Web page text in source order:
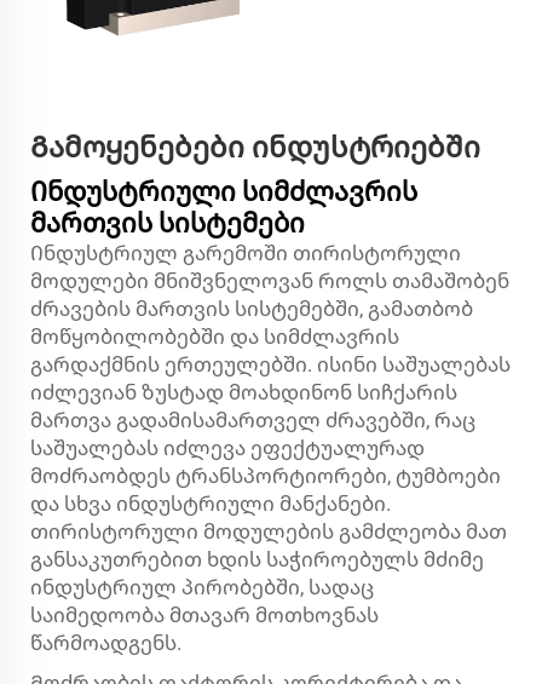
Გამოყენებები ინდუსტრიებში
Ინდუსტრიული სიმძლავრის
მართვის სისტემები
Ინდუსტრიულ გარემოში თირისტორული
მოდულები მნიშვნელოვან როლს თამაშობენ
ძრავების მართვის სისტემებში, გამათბობ
მოწყობილობებში და სიმძლავრის
გარდაქმნის ერთეულებში. ისინი საშუალებას
იძლევიან ზუსტად მოახდინონ სიჩქარის
მართვა გადამისამართველ ძრავებში, რაც
საშუალებას იძლევა ეფექტუალურად
მოძრაობდეს ტრანსპორტიორები, ტუმბოები
და სხვა ინდუსტრიული მანქანები.
თირისტორული მოდულების გამძლეობა მათ
განსაკუთრებით ხდის საჭიროებულს მძიმე
ინდუსტრიულ პირობებში, სადაც
საიმედოობა მთავარ მოთხოვნას
წარმოადგენს.